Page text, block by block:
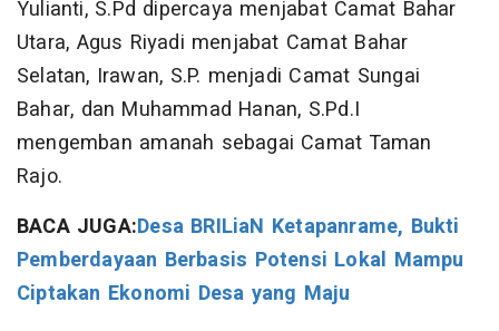
Yulianti, S.Pd dipercaya menjabat Camat Bahar
Utara, Agus Riyadi menjabat Camat Bahar
Selatan, Irawan, S.P. menjadi Camat Sungai
Bahar, dan Muhammad Hanan, S.Pd.I
mengemban amanah sebagai Camat Taman
Rajo.
BACA JUGA:Desa BRILiaN Ketapanrame, Bukti
Pemberdayaan Berbasis Potensi Lokal Mampu
Ciptakan Ekonomi Desa yang Maju